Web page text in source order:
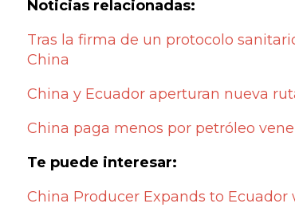
Noticias relacionadas:
Tras la firma de un protocolo
China
China y Ecuador aperturan nueva
China paga menos por petróleo
Te puede interesar:
China Producer Expands to